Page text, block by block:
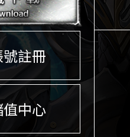
註冊
中心